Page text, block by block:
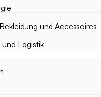
und Accessoires
und Logistik